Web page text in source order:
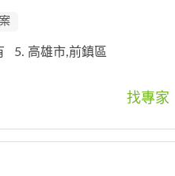
5. 高雄市,前鎮區
找專家